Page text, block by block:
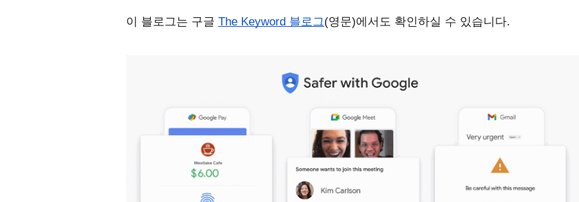
이 블로그는 구글 The Keyword 블로그(영문)에서도 확인하실 수 있습니다.